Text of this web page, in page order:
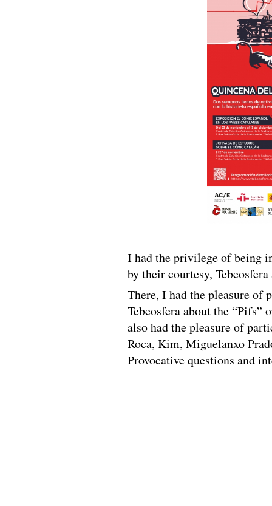
I had the privilege of being
by their courtesy,
There, I had the pleasure of
Tebeosfera about the “Pifs”
also had the pleasure of
Roca, Kim, Miguelanxo
Provocative questions and